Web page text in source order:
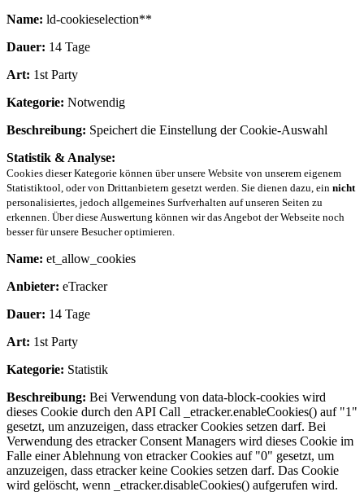
Name: ld-cookieselection**
Dauer: 14 Tage
Art: 1st Party
Kategorie: Notwendig
Beschreibung: Speichert die Einstellung der Cookie-Auswahl
Statistik & Analyse:
Cookies dieser Kategorie können über unsere Website von unserem eigenem
Statistiktool, oder von Drittanbietern gesetzt werden. Sie dienen dazu, ein nicht
personalisiertes, jedoch allgemeines Surfverhalten auf unseren Seiten zu
erkennen. Über diese Auswertung können wir das Angebot der Webseite noch
besser für unsere Besucher optimieren.
Name: et_allow_cookies
Anbieter: eTracker
Dauer: 14 Tage
Art: 1st Party
Kategorie: Statistik
Beschreibung: Bei Verwendung von data-block-cookies wird
dieses Cookie durch den API Call _etracker.enableCookies() auf "1"
gesetzt, um anzuzeigen, dass etracker Cookies setzen darf. Bei
Verwendung des etracker Consent Managers wird dieses Cookie im
Falle einer Ablehnung von etracker Cookies auf "0" gesetzt, um
anzuzeigen, dass etracker keine Cookies setzen darf. Das Cookie
wird gelöscht, wenn _etracker.disableCookies() aufgerufen wird.